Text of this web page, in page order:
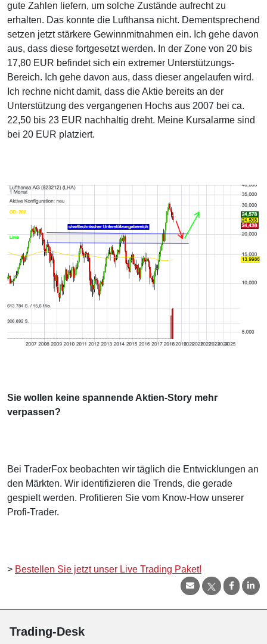
gute Zahlen liefern, um solche Zustände aufrecht zu
erhalten. Das konnte die Lufthansa nicht. Dementsprechend
setzen jetzt stärkere Gewinnmitnahmen ein. Ich gehe davon
aus, dass diese fortgesetzt werden. In der Zone von 20 bis
17,80 EUR befindet sich ein extremer Unterstützungs-
Bereich. Ich gehe davon aus, dass dieser angelaufen wird.
Ich rechne nicht damit, dass die Aktie bereits an der
Unterstützung des vergangenen Hochs aus 2007 bei ca.
22,50 bis 23 EUR nachhaltig dreht. Meine Kursalarme sind
bei 20 EUR platziert.
Sie wollen keine spannende Aktien-Story mehr
verpassen?
Bei TraderFox beobachten wir täglich die Entwicklungen an
den Märkten. Wir identifizieren die Trends, die gerade
gespielt werden. Profitieren Sie vom Know-How unserer
Profi-Trader.
> Bestellen Sie jetzt unser Live Trading Paket!
Trading-Desk